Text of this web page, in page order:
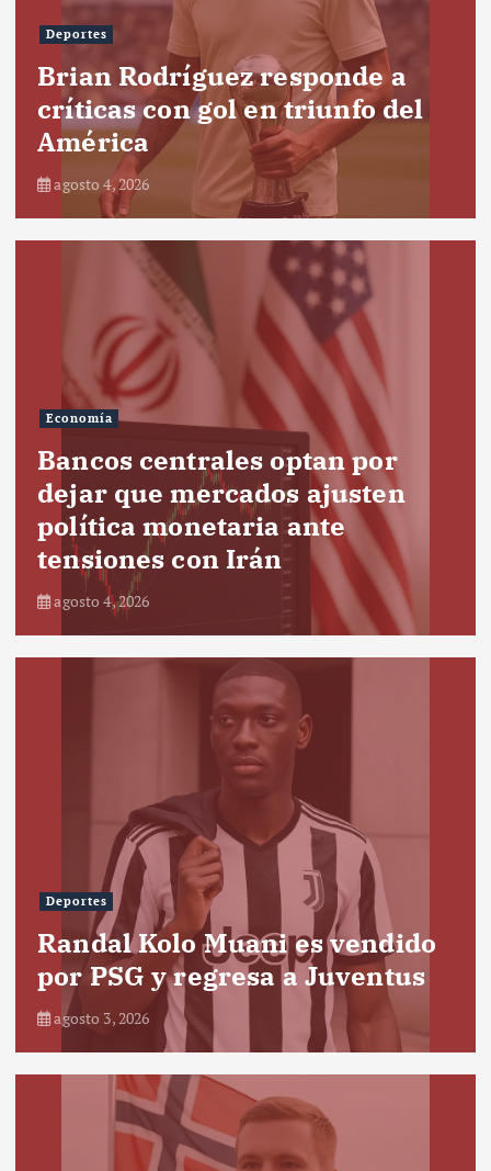
Deportes
Brian Rodríguez responde a
críticas con gol en triunfo del
América
agosto 4, 2026
Economía
Bancos centrales optan por
dejar que mercados ajusten
política monetaria ante
tensiones con Irán
agosto 4, 2026
Deportes
Randal Kolo Muani es vendido
por PSG y regresa a Juventus
agosto 3, 2026